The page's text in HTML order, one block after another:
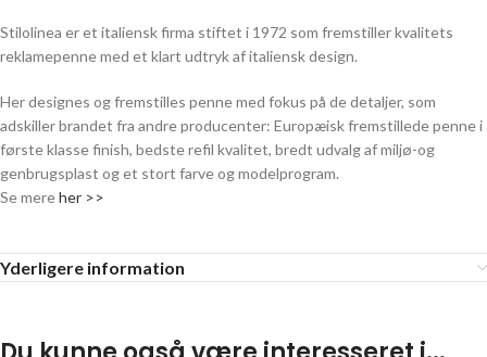
Stilolinea er et italiensk firma stiftet i 1972 som fremstiller kvalitets
reklamepenne med et klart udtryk af italiensk design.
Her designes og fremstilles penne med fokus på de detaljer, som
adskiller brandet fra andre producenter: Europæisk fremstillede penne i
første klasse finish, bedste refil kvalitet, bredt udvalg af miljø-og
genbrugsplast og et stort farve og modelprogram.
Se mereher >>
Yderligere information